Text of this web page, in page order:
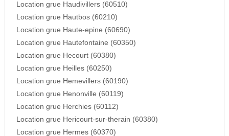
Location grue Haudivillers (60510)
Location grue Hautbos (60210)
Location grue Haute-epine (60690)
Location grue Hautefontaine (60350)
Location grue Hecourt (60380)
Location grue Heilles (60250)
Location grue Hemevillers (60190)
Location grue Henonville (60119)
Location grue Herchies (60112)
Location grue Hericourt-sur-therain (60380)
Location grue Hermes (60370)